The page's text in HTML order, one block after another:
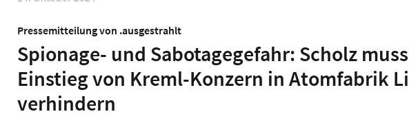
Pressemitteilung von .ausgestrahlt
Spionage- und Sabotagegefahr: Scholz muss
Einstieg von Kreml-Konzern in Atomfabrik
verhindern